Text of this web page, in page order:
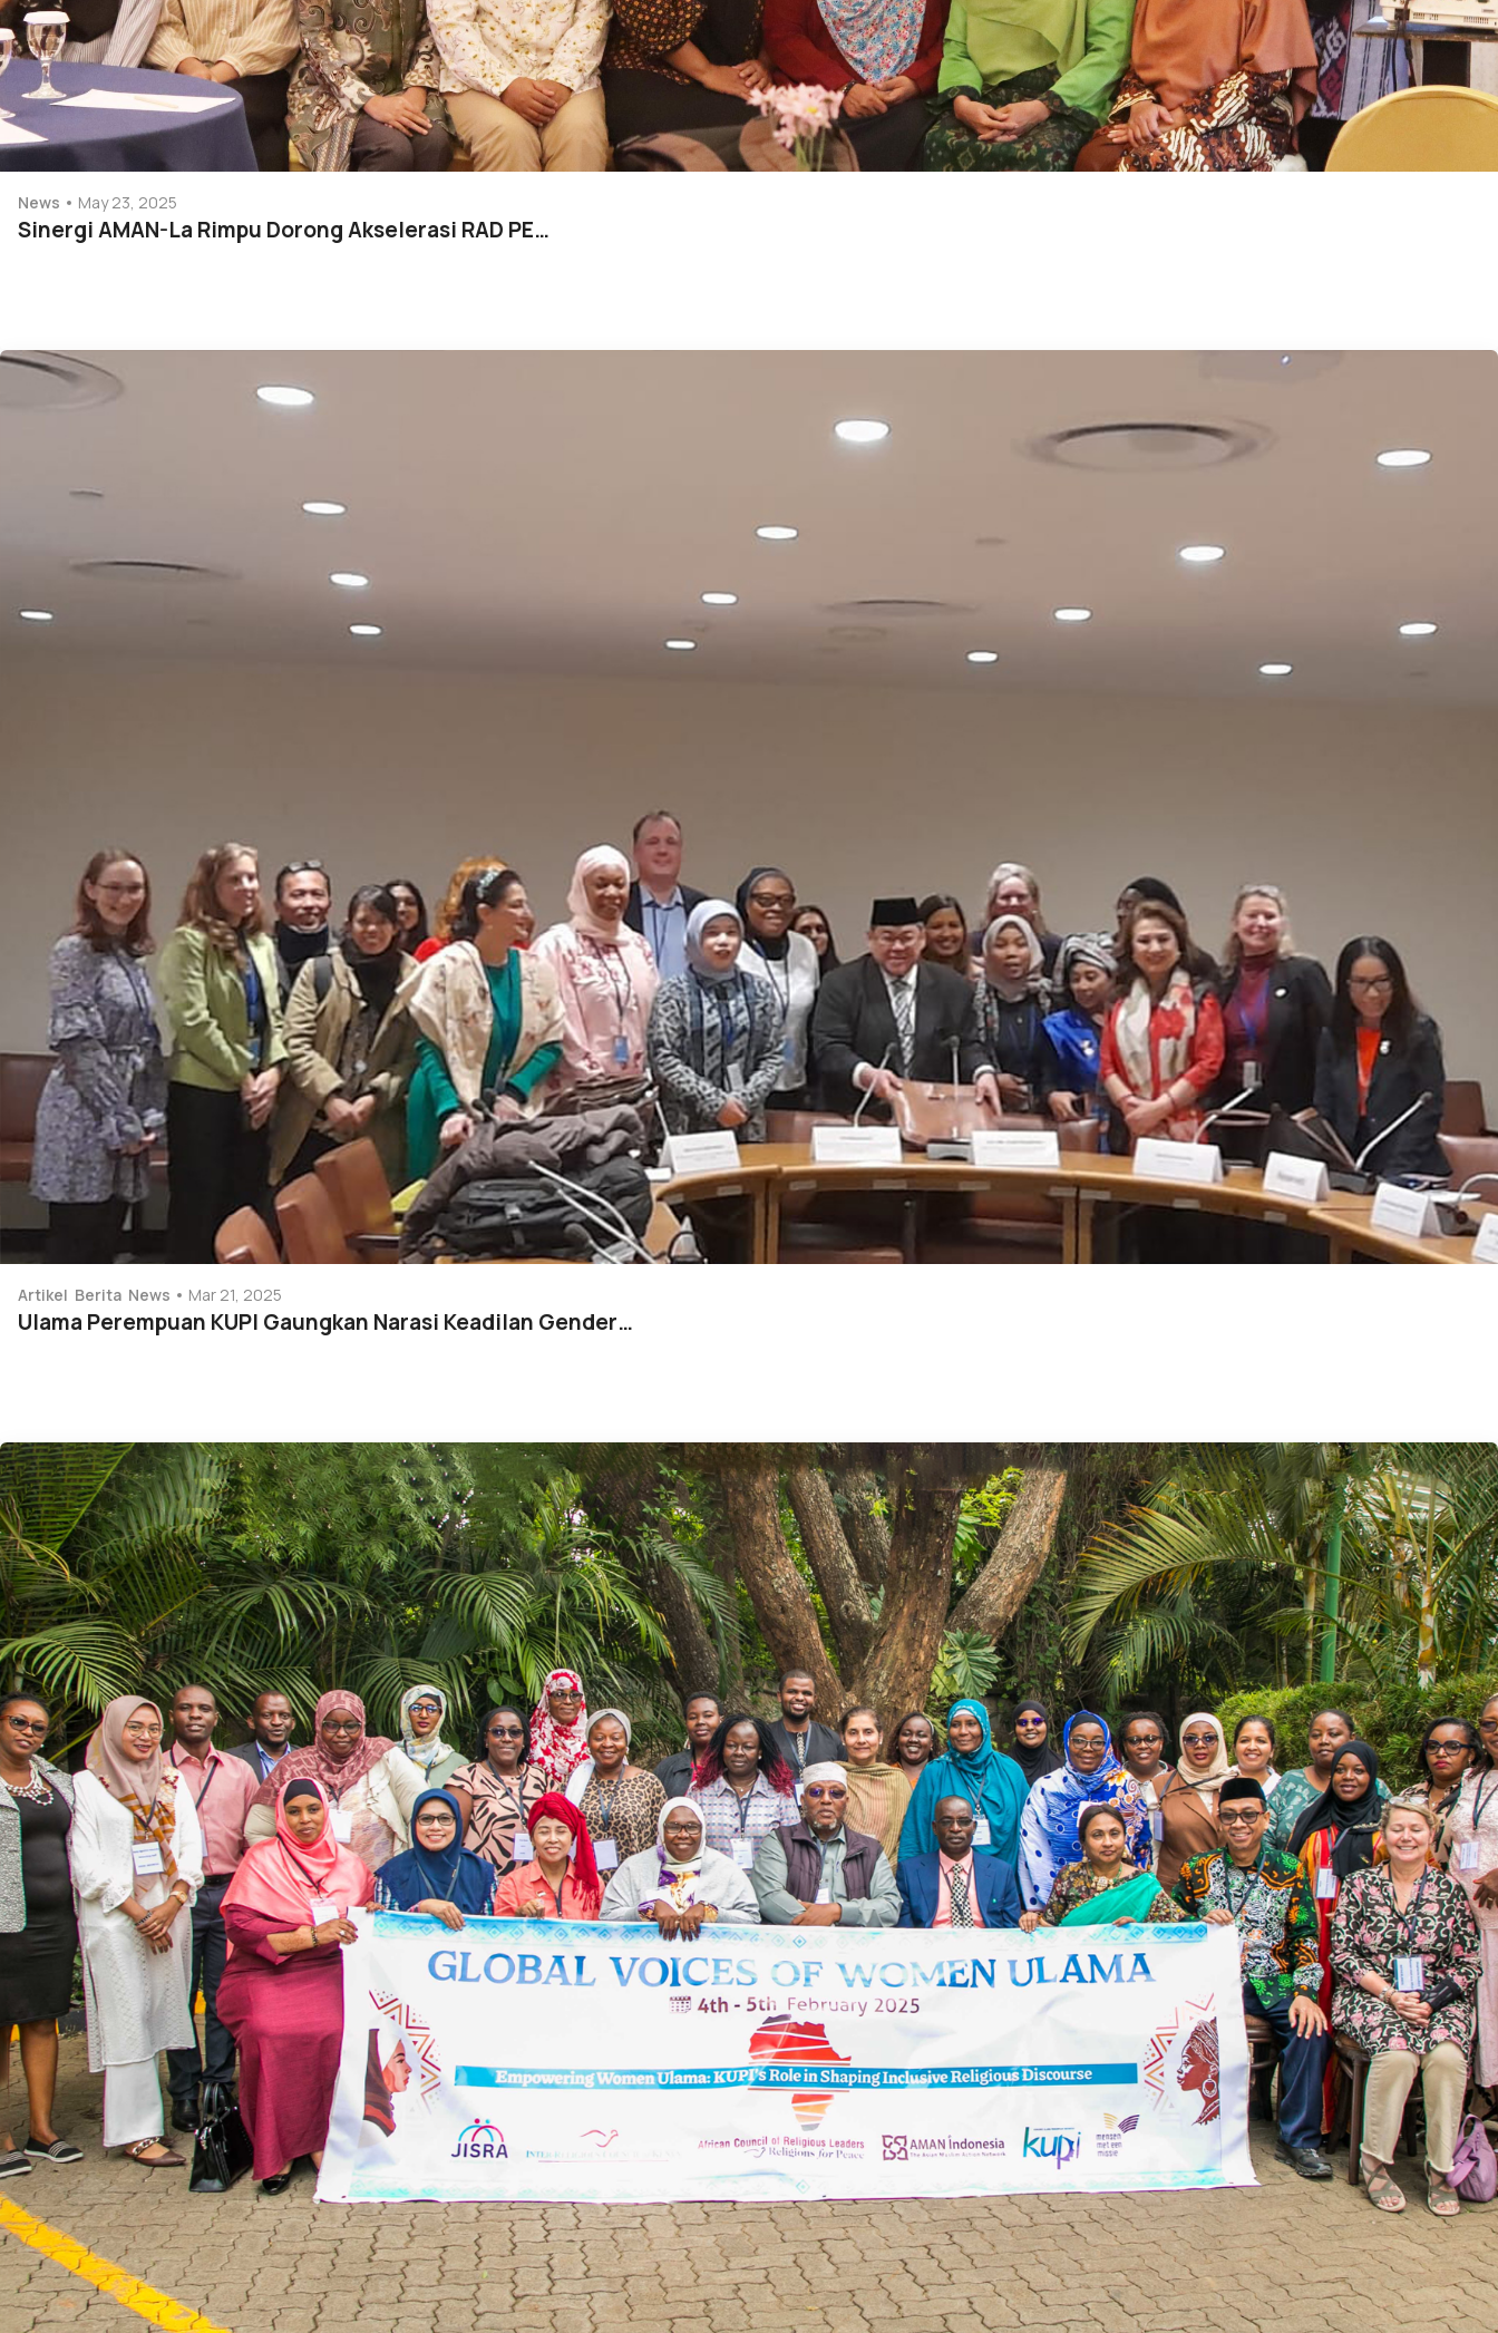
News May 23, 2025
Sinergi AMAN-La Rimpu Dorong Akselerasi RAD PE…
Artikel Berita News Mar 21, 2025
Ulama Perempuan KUPI Gaungkan Narasi Keadilan Gender…